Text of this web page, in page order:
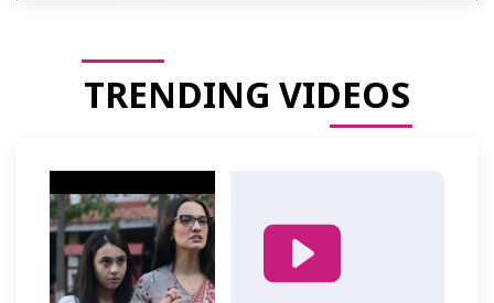
TRENDING VIDEOS